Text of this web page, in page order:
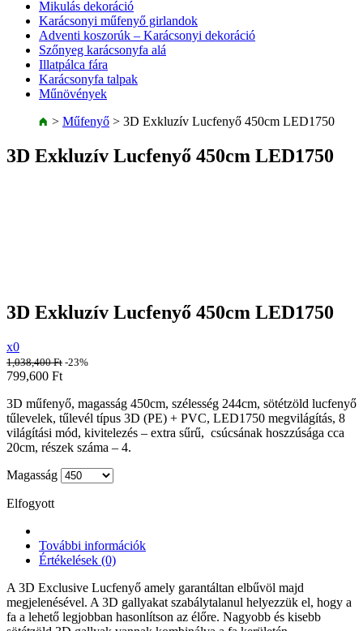
Mikulás dekoráció
Karácsonyi műfenyő girlandok
Adventi koszorúk – Karácsonyi dekoráció
Szőnyeg karácsonyfa alá
Illatpálca fára
Karácsonyfa talpak
Műnövények
> Műfenyő > 3D Exkluzív Lucfenyő 450cm LED1750
3D Exkluzív Lucfenyő 450cm LED1750
3D Exkluzív Lucfenyő 450cm LED1750
x0
1,038,400Ft -23%
799,600 Ft
3D műfenyő, magasság 450cm, szélesség 244cm, sötétzöld lucfenyő
tűlevelek, tűlevél típus 3D (PE) + PVC, LED1750 megvilágítás, 8
világítási mód, kivitelezés – extra sűrű, csúcsának hoszzúsága cca
20cm, részek száma – 4.
Magasság
Elfogyott
További információk
Értékelések (0)
A 3D Exclusive Lucfenyő amely garantáltan elbűvöl majd
megjelenésével. A 3D gallyakat szabálytalanul helyezzük el, hogy a
fa a lehető legjobban hasonlítson az élőre. Nagyobb és kisebb